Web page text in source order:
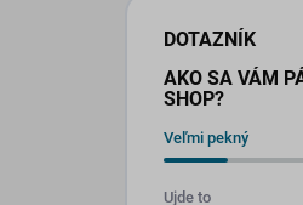
DOTAZNÍK
AKO SA VÁM
SHOP?
Veľmi pekný
Ujde to